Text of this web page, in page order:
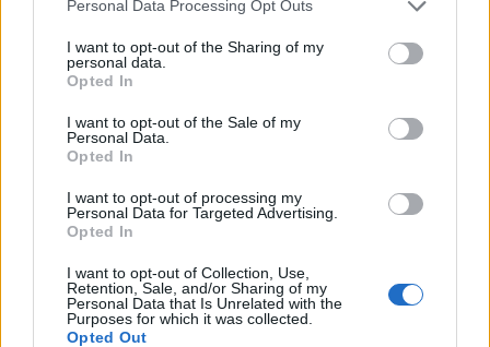
not limited to your visit or usage behaviour. You may click to
grant or deny consent to Google and its third-party tags to
use your data for below specified purposes in below Google
consent section.
Personal Data Processing Opt Outs
I want to opt-out of the Sharing of my
personal data.
Opted In
I want to opt-out of the Sale of my
Personal Data.
Opted In
I want to opt-out of processing my
Personal Data for Targeted Advertising.
Opted In
I want to opt-out of Collection, Use,
Retention, Sale, and/or Sharing of my
Personal Data that Is Unrelated with the
Purposes for which it was collected.
Opted Out